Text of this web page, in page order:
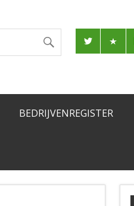
BEDRIJVENREGISTER